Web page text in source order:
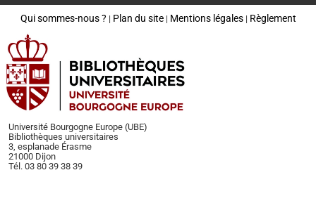
Qui sommes-nous ? | Plan du site| Mentions légales| Règlement
Université Bourgogne Europe (UBE)
Bibliothèques universitaires
3, esplanade Érasme
21000 Dijon
Tél. 03 80 39 38 39